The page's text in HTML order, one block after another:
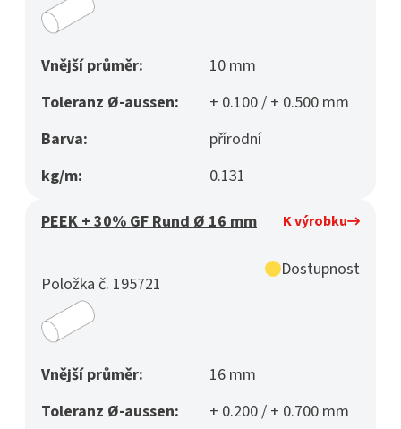
Vnější průměr:
10 mm
Toleranz Ø-aussen:
+ 0.100 / + 0.500 mm
Barva:
přírodní
kg/m:
0.131
PEEK + 30% GF Rund Ø 16 mm K výrobku
Položka č. 195721
Dostupnost
Vnější průměr:
16 mm
Toleranz Ø-aussen:
+ 0.200 / + 0.700 mm